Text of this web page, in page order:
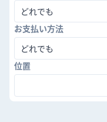
どれでも
お支払い方法
どれでも
位置